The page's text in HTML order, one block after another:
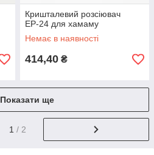
Кришталевий розсіювач
ЕР-24 для хамаму
Немає в наявності
414,40 ₴
Показати ще
1 / 2